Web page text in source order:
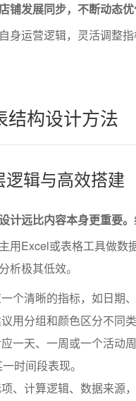
铺发展同步，不断动态优
身运营逻辑，灵活调整
结构设计方法
辑与高效搭建
计远比内容本身更重要。
用Excel或表格工具做数
析极其低效。
个清晰的指标，如日期
用分组和颜色区分不同类
一天、一周或一个活动
时间段表现。
、计算逻辑、数据来源